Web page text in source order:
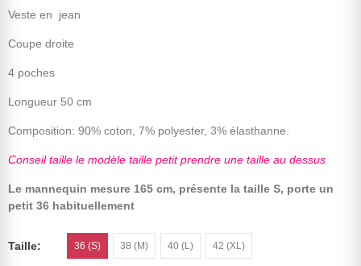
Veste en jean
Coupe droite
4 poches
Longueur 50 cm
Composition: 90% coton, 7% polyester, 3% élasthanne.
Conseil taille le modèle taille petit prendre une taille au dessus
Le mannequin mesure 165 cm, présente la taille S, porte un
petit 36 habituellement
Taille 36 (S) 38 (M) 40 (L) 42 (XL)